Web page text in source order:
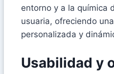
entorno y a la química
usuaria, ofreciendo
personalizada y
Usabilidad y